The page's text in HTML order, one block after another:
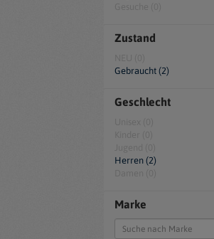
Zustand
Gebraucht (2)
Geschlecht
Herren (2)
Marke